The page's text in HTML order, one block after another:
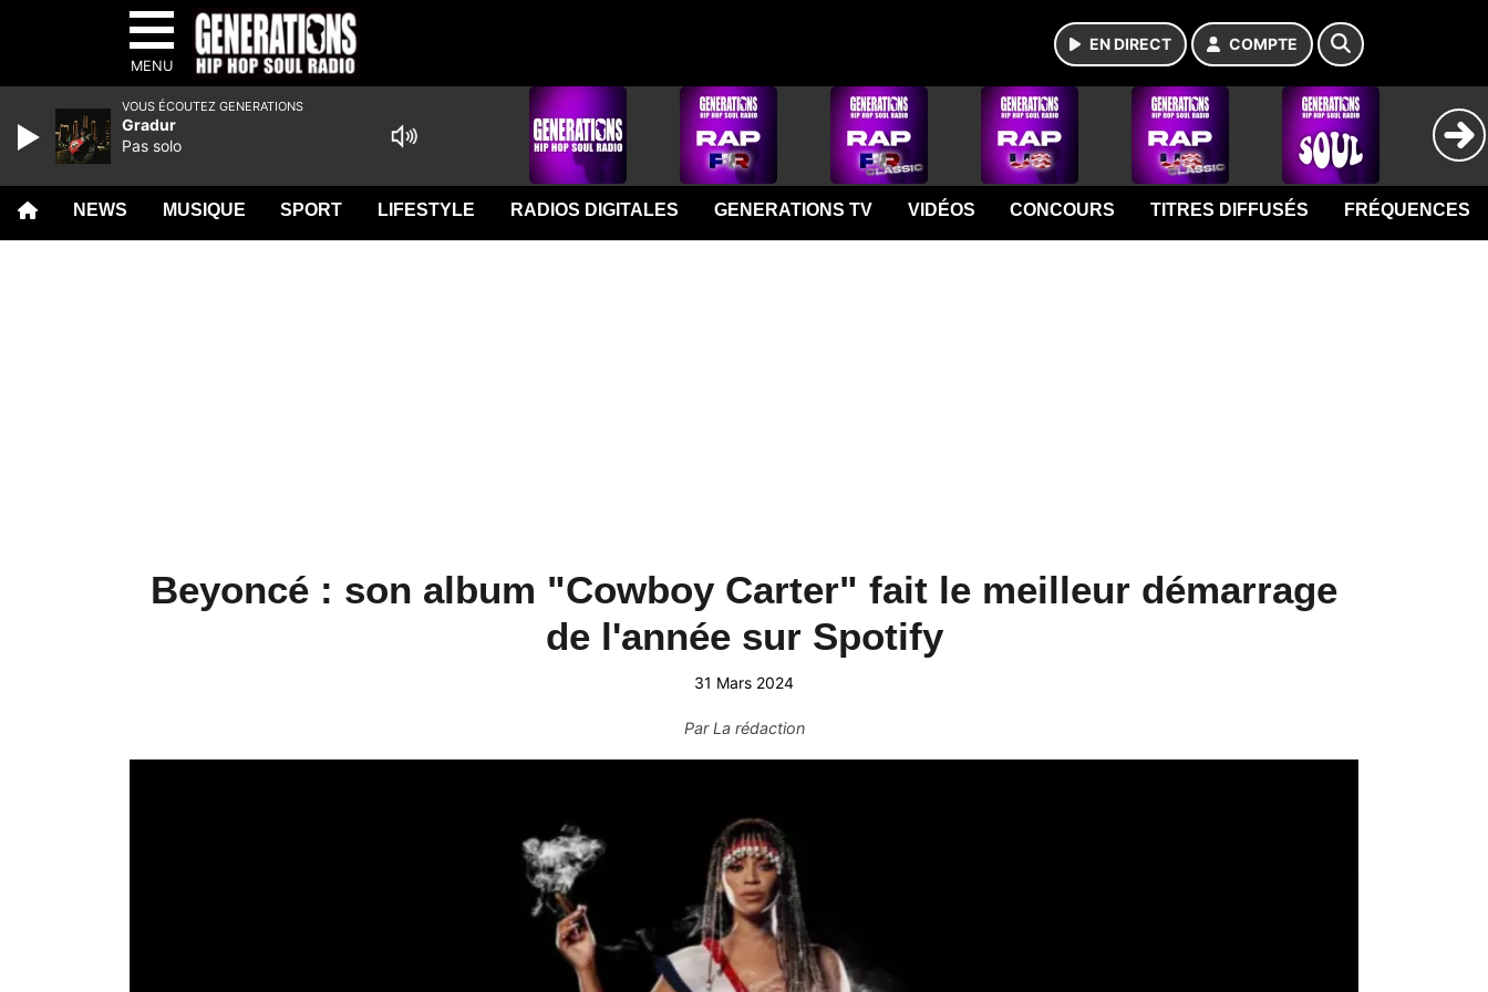
MENU
EN DIRECT COMPTE
NEWS MUSIQUE SPORT LIFESTYLE RADIOS DIGITALES GENERATIONS TV VIDÉOS CONCOURS TITRES DIFFUSÉS FRÉQUENCES
Beyoncé : son album "Cowboy Carter" fait le meilleur démarrage
de l'année sur Spotify
31 Mars 2024
ParLa rédaction
VOUS ÉCOUTEZ GENERATIONS
Gradur
Pas solo